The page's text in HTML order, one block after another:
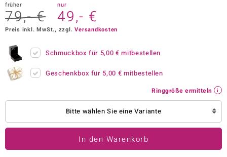
Collection
BY DE MELO
früher
79,- €
nur
49,- €
Preis inkl. MwSt., zzgl.Versandkosten
Schmuckbox für 5,00 € mitbestellen
Geschenkbox für 5,00 € mitbestellen
Ringgröße ermitteln
Bitte wählen Sie eine Variante
In den Warenkorb